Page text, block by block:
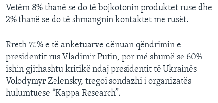
Vetëm 8% thanë se do të bojkotonin produktet ruse dhe
2% thanë se do të shmangnin kontaktet me rusët.
Rreth 75% e të anketuarve dënuan qëndrimin e
presidentit rus Vladimir Putin, por më shumë se 60%
ishin gjithashtu kritikë ndaj presidentit të Ukrainës
Volodymyr Zelensky, tregoi sondazhi i organizatës
hulumtuese “Kappa Research”.